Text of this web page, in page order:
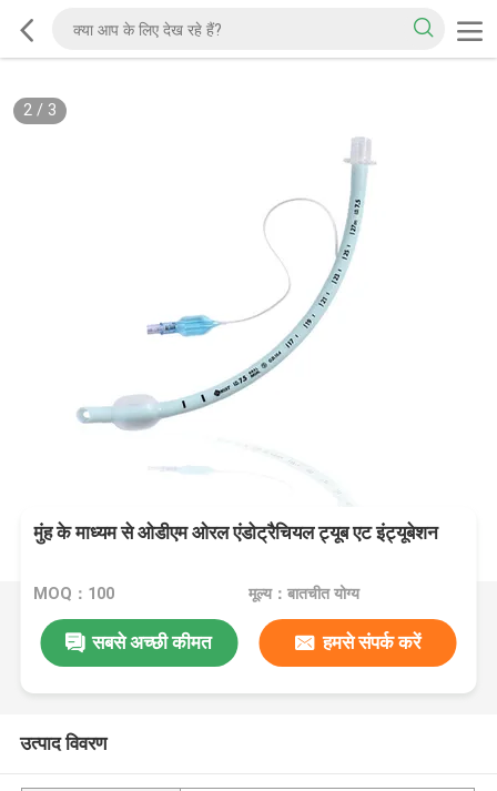
2/ 3
मुंह के माध्यम से ओडीएम ओरल एंडोट्रैचियल ट्यूब एट इंट्यूबेशन
MOQ：100 मूल्य：बातचीत योग्य
सबसे अच्छी कीमत हमसे संपर्क करें
उत्पाद विवरण